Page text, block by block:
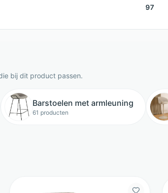
97
bij dit product passen.
Barstoelen met armleuning
61 producten